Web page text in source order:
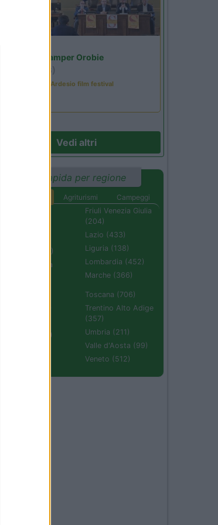
Area Sosta Camper Orobie
(BG)
Sacrae Scenae - Ardesio film festival
Vedi altri
Ricerca rapida per regione
Agriturismi
Campeggi
Campania (236)
Emilia Romagna
Friuli Venezia Giulia
(204)
Lazio (433)
Liguria (138)
Lombardia (452)
Marche (366)
Sardegna (336)
Toscana (706)
Trentino Alto Adige
(357)
Umbria (211)
Valle d'Aosta (99)
Veneto (512)